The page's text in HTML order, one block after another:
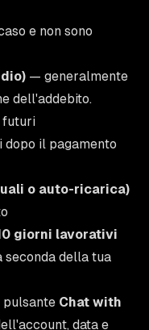
e non sono
— generalmente
dell'addebito.
futuri
il pagamento
o auto-ricarica)
giorni lavorativi
della tua
pulsante Chat with
data e